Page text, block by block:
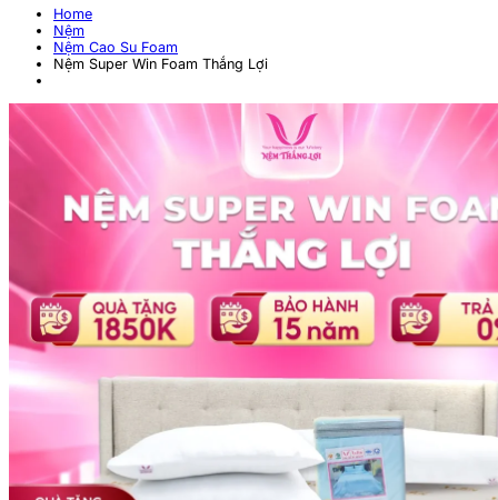
Home
Nệm
Nệm Cao Su Foam
Nệm Super Win Foam Thắng Lợi